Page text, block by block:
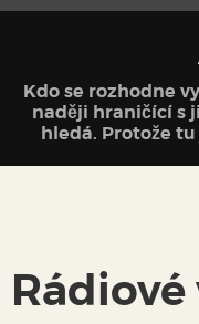
Kdo se rozhodne
naději hraničící s
hledá. Protože